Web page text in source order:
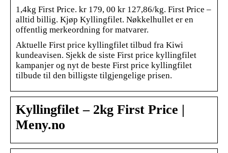
1,4kg First Price. kr 179, 00 kr 127,86/kg. First Price –
alltid billig. Kjøp Kyllingfilet. Nøkkelhullet er en
offentlig merkeordning for matvarer.
Aktuelle First price kyllingfilet tilbud fra Kiwi
kundeavisen. Sjekk de siste First price kyllingfilet
kampanjer og nyt de beste First price kyllingfilet
tilbude til den billigste tilgjengelige prisen.
Kyllingfilet – 2kg First Price |
Meny.no